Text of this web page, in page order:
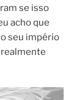
se isso
acho que
seu império
realmente